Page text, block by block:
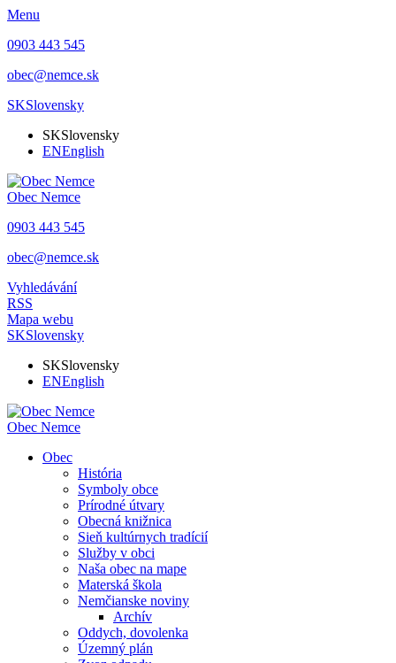
Menu
0903 443 545
obec@nemce.sk
SKSlovensky
SKSlovensky
ENEnglish
Obec Nemce
0903 443 545
obec@nemce.sk
Vyhledávání
RSS
Mapa webu
SKSlovensky
SKSlovensky
ENEnglish
Obec Nemce
Obec
História
Symboly obce
Prírodné útvary
Obecná knižnica
Sieň kultúrnych tradícií
Služby v obci
Naša obec na mape
Materská škola
Nemčianske noviny
Archív
Oddych, dovolenka
Územný plán